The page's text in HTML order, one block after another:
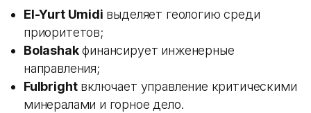
El-Yurt Umidi выделяет геологию среди
приоритетов;
Bolashakфинансирует инженерные
направления;
Fulbrightвключает управление критическими
минералами и горное дело.